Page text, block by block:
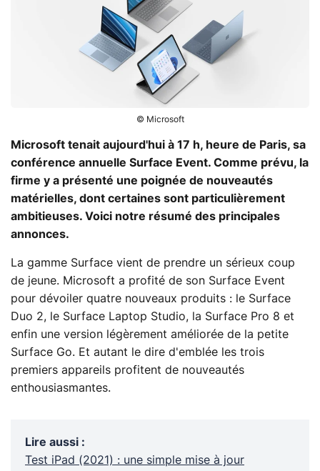
© Microsoft
Microsoft tenait aujourd'hui à 17 h, heure de Paris, sa
conférence annuelle Surface Event. Comme prévu, la
firme y a présenté une poignée de nouveautés
matérielles, dont certaines sont particulièrement
ambitieuses. Voici notre résumé des principales
annonces.
La gamme Surface vient de prendre un sérieux coup
de jeune. Microsoft a profité de son Surface Event
pour dévoiler quatre nouveaux produits : le Surface
Duo 2, le Surface Laptop Studio, la Surface Pro 8 et
enfin une version légèrement améliorée de la petite
Surface Go. Et autant le dire d'emblée les trois
premiers appareils profitent de nouveautés
enthousiasmantes.
Lire aussi :
Test iPad (2021) : une simple mise à jour